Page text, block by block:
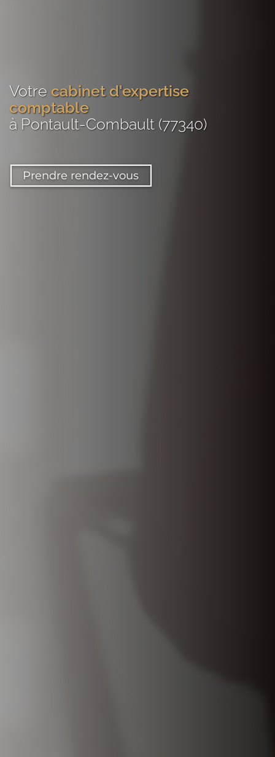
Votre cabinet d'expertise
comptable
à Pontault-Combault (77340)
Prendre rendez-vous